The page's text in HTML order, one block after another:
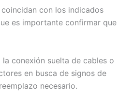
con los indicados
es importante confirmar que
conexión suelta de cables o
en busca de signos de
necesario.